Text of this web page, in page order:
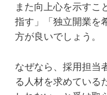
また向上心を示すこ
指す」「独立開業を
方が良いでしょう。
なぜなら、採用担当
る人材を求めている